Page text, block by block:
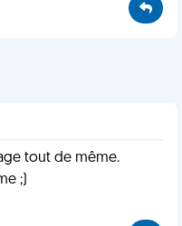
tout de même.
;)